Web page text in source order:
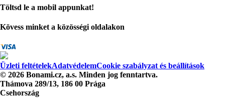
Töltsd le a mobil appunkat!
Kövess minket a közösségi oldalakon
Üzleti feltételekAdatvédelemCookie szabályzat és beállítások
© 2026 Bonami.cz, a.s. Minden jog fenntartva.
Thámova 289/13, 186 00 Prága
Csehország